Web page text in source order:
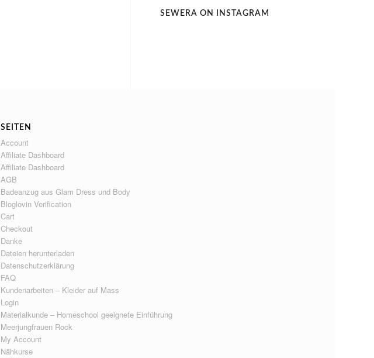
SEWERA ON INSTAGRAM
SEITEN
Account
Affiliate Dashboard
Affiliate Dashboard
AGB
Badeanzug aus Glam Dress und Body
Bloglovin Verification
Cart
Checkout
Danke
Dateien herunterladen
Datenschutzerklärung
FAQ
Kundenarbeiten – Kleider auf Mass
Login
Materialkunde – Homeschool geeignete Einführung
Meerjungfrauen Rock
My Account
Nähkurse